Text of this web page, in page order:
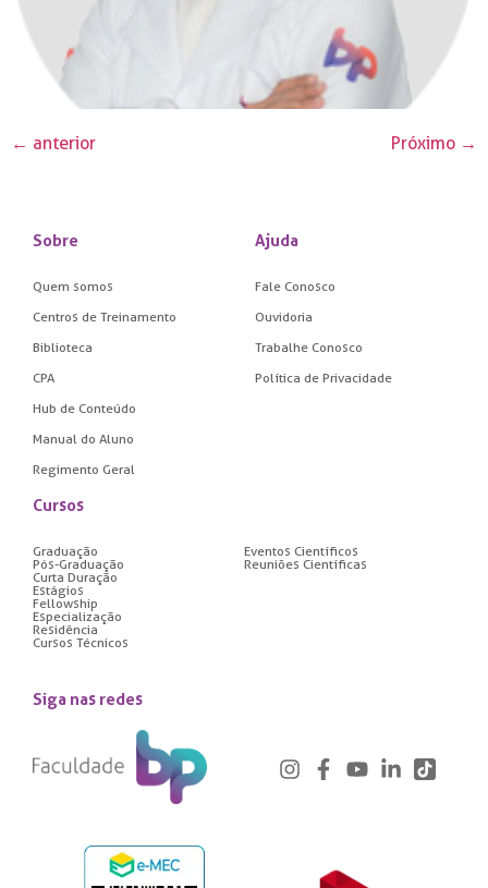
← anterior Próximo →
Sobre
Quem somos
Centros de Treinamento
Biblioteca
CPA
Hub de Conteúdo
Manual do Aluno
Regimento Geral
Ajuda
Fale Conosco
Ouvidoria
Trabalhe Conosco
Política de Privacidade
Cursos
Graduação
Pós-Graduação
Curta Duração
Estágios
Fellowship
Especialização
Residência
Cursos Técnicos
Eventos Científicos
Reuniões Científicas
Siga nas redes